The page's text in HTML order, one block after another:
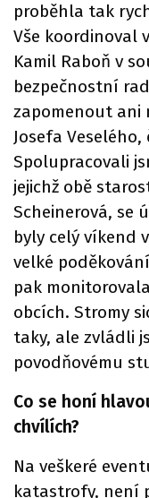
proběhla tak
Vše koordinoval
Kamil Raboň v
bezpečnostní
zapomenout ani
Josefa
Spolupracovali
jejichž obě
Scheinerová, se
byly celý víkend
velké
pak
obcích. Stromy
taky, ale zvládli
povodňovému
Co se honí
chvílích?
Na veškeré
katastrofy, není